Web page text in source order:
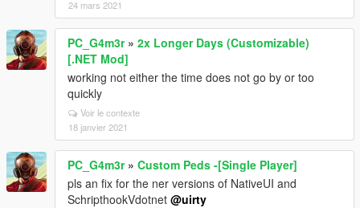
24 mars 2021
PC_G4m3r» 2x Longer Days (Customizable)
[.NET Mod]
working not either the time does not go by or too
quickly
Voir le contexte
18 janvier 2021
PC_G4m3r» Custom Peds -[Single Player]
pls an fix for the ner versions of NativeUI and
SchripthookVdotnet @uirty